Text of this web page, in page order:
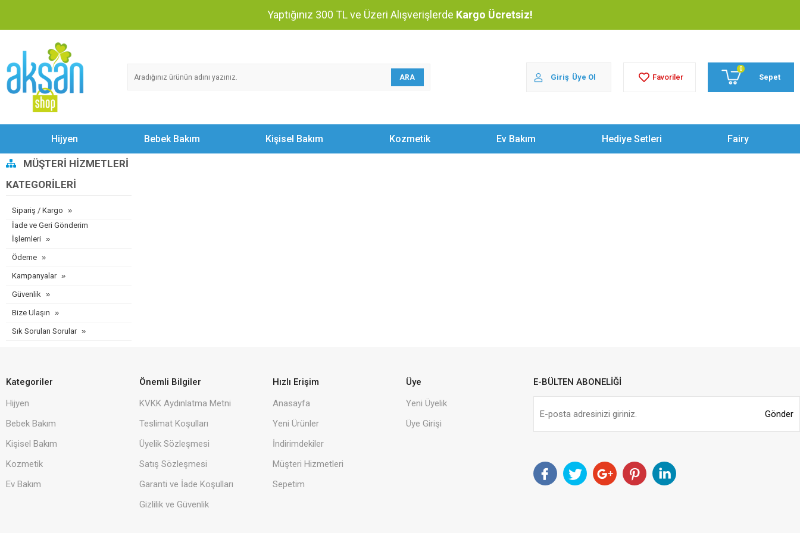
Yaptığınız 300 TL ve Üzeri Alışverişlerde Kargo Ücretsiz!
ARA Giriş Üye Ol Favoriler
0
Sepet
Hijyen Bebek Bakım Kişisel Bakım Kozmetik Ev Bakım Hediye Setleri Fairy
MÜŞTERI HIZMETLERI
KATEGORILERI
Sipariş / Kargo
İade ve Geri Gönderim
İşlemleri
Ödeme
Kampanyalar
Güvenlik
Bize Ulaşın
Sık Sorulan Sorular
Kategoriler
Hijyen
Bebek Bakım
Kişisel Bakım
Kozmetik
Ev Bakım
Önemli Bilgiler
KVKK Aydınlatma Metni
Teslimat Koşulları
Üyelik Sözleşmesi
Satış Sözleşmesi
Garanti ve İade Koşulları
Gizlilik ve Güvenlik
Hızlı Erişim
Anasayfa
Yeni Ürünler
İndirimdekiler
Müşteri Hizmetleri
Sepetim
Üye
Yeni Üyelik
Üye Girişi
E-BÜLTEN ABONELİĞİ